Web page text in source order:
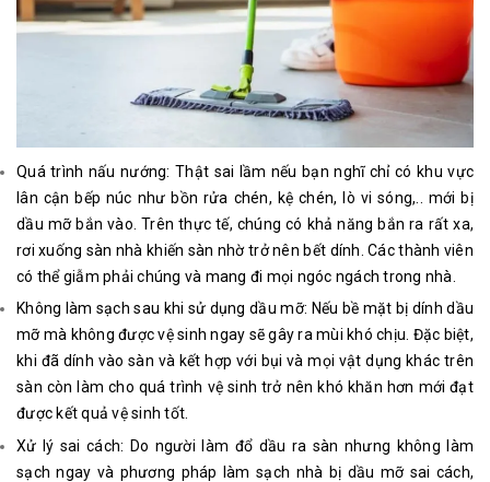
Quá trình nấu nướng: Thật sai lầm nếu bạn nghĩ chỉ có khu vực
lân cận bếp núc như bồn rửa chén, kệ chén, lò vi sóng,.. mới bị
dầu mỡ bắn vào. Trên thực tế, chúng có khả năng bắn ra rất xa,
rơi xuống sàn nhà khiến sàn nhờ trở nên bết dính. Các thành viên
có thể giẫm phải chúng và mang đi mọi ngóc ngách trong nhà.
Không làm sạch sau khi sử dụng dầu mỡ: Nếu bề mặt bị dính dầu
mỡ mà không được vệ sinh ngay sẽ gây ra mùi khó chịu. Đặc biệt,
khi đã dính vào sàn và kết hợp với bụi và mọi vật dụng khác trên
sàn còn làm cho quá trình vệ sinh trở nên khó khăn hơn mới đạt
được kết quả vệ sinh tốt.
Xử lý sai cách: Do người làm đổ dầu ra sàn nhưng không làm
sạch ngay và phương pháp làm sạch nhà bị dầu mỡ sai cách,